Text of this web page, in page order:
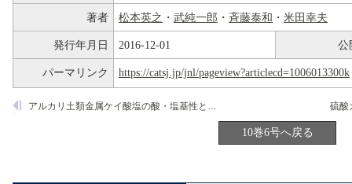
著者 松本英之 ・ 武純一郎 ・ 斉藤泰和 ・ 米田幸夫
発行年月日 2016-12-01 公
パーマリンク https://catsj.jp/jnl/pageview?articlecd=1006013300k
アルカリ土類金属ケイ酸塩の酸・塩基性とその触媒作用
10巻6号へ戻る